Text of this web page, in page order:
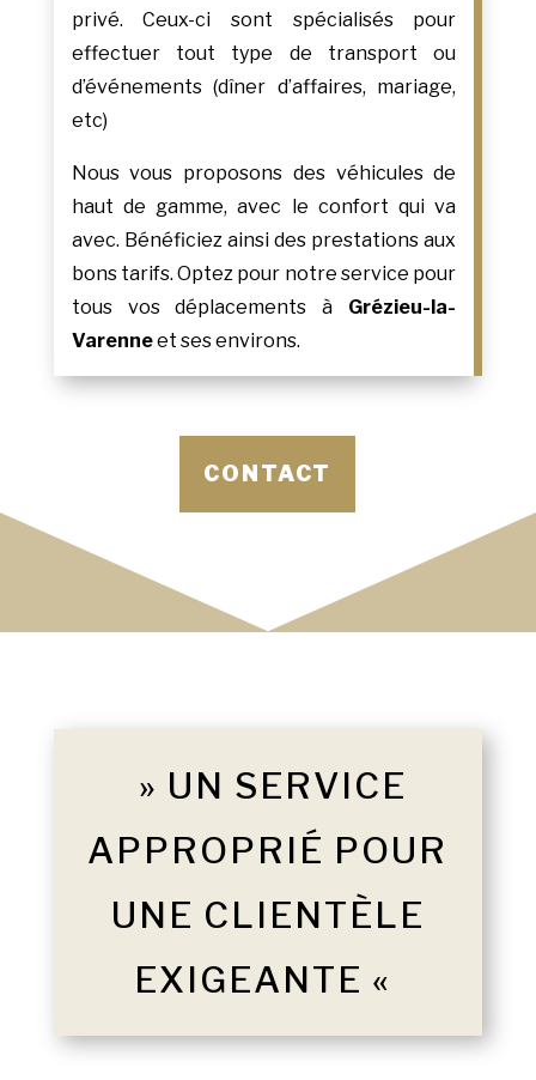
privé. Ceux-ci sont spécialisés pour
effectuer tout type de transport ou
d’événements (dîner d’affaires, mariage,
etc)
Nous vous proposons des véhicules de
haut de gamme, avec le confort qui va
avec. Bénéficiez ainsi des prestations aux
bons tarifs. Optez pour notre service pour
tous vos déplacements à Grézieu-la-
Varenneet ses environs.
CONTACT
» UN SERVICE
APPROPRIÉ POUR
UNE CLIENTÈLE
EXIGEANTE «